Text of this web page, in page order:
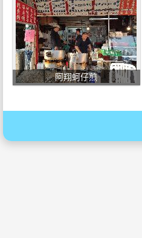
阿翔蚵仔煎